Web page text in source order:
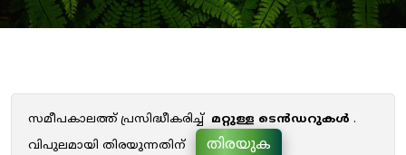
സമീപകാലത്ത് പ്രസിദ്ധീകരിച്ച് മറ്റുള്ള ടെൻഡറുകൾ .
വിപുലമായി തിരയുന്നതിന്
തിരയുക